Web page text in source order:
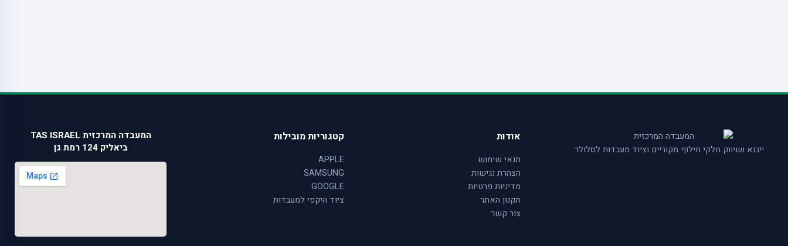
ייבוא ושיווק חלקי חילוף מקוריים וציוד מעבדות לסלולר.
אודות
תנאי שימוש
הצהרת נגישות
מדיניות פרטיות
תקנון האתר
צור קשר
קטגוריות מובילות
APPLE
SAMSUNG
GOOGLE
ציוד היקפי למעבדות
המעבדה המרכזית TAS ISRAEL
ביאליק 124 רמת גן